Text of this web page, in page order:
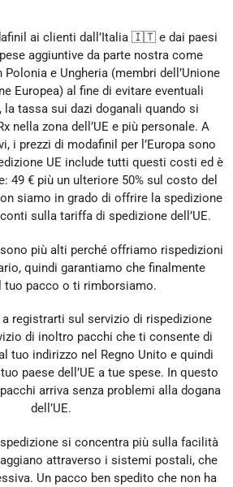
ai clienti dall’Italia 🇮🇹 e dai paesi
aggiuntive da parte nostra come
e Ungheria (membri dell’Unione
Europea) al fine di evitare eventuali
tassa sui dazi doganali quando si
nella zona dell’UE e più personale. A
i prezzi di modafinil per l’Europa sono
UE include tutti questi costi ed è
49 € più un ulteriore 50% sul costo del
siamo in grado di offrire la spedizione
sulla tariffa di spedizione dell’UE.
sono più alti perché offriamo rispedizioni
quindi garantiamo che finalmente
tuo pacco o ti rimborsiamo.
registrarti sul servizio di rispedizione
di inoltro pacchi che ti consente di
tuo indirizzo nel Regno Unito e quindi
paese dell’UE a tue spese. In questo
arriva senza problemi alla dogana
dell’UE.
si concentra più sulla facilità
attraverso i sistemi postali, che
Un pacco ben spedito che non ha